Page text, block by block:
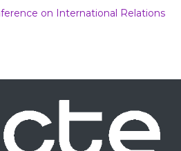
on International Relations